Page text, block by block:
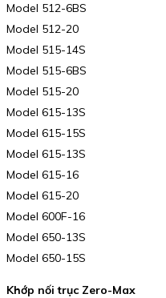
Model 512-6BS
Model 512-20
Model 515-14S
Model 515-6BS
Model 515-20
Model 615-13S
Model 615-15S
Model 615-13S
Model 615-16
Model 615-20
Model 600F-16
Model 650-13S
Model 650-15S
Khớp nối trục Zero-Max